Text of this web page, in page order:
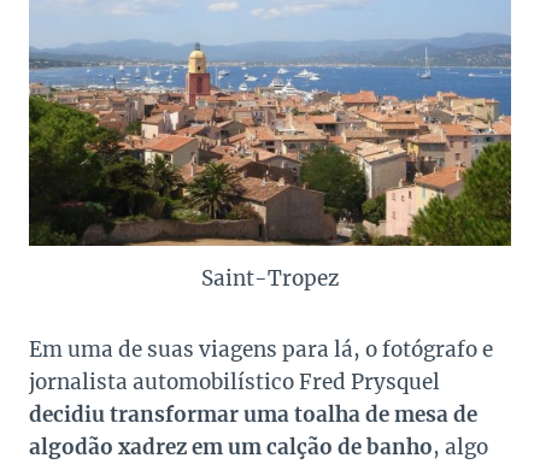
Saint-Tropez
Em uma de suas viagens para lá, o fotógrafo e
jornalista automobilístico Fred Prysquel
decidiu transformar uma toalha de mesa de
algodão xadrez em um calção de banho, algo